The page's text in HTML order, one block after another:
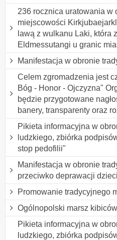
236 rocznica uratowania w
miejscowości
lawą z wulkanu Laki, która
Eldmessutangi u granic
Manifestacja w obronie
Celem zgromadzenia jest
Bóg - Honor - Ojczyzna"
będzie przygotowane
banery, transparenty oraz
Pikieta informacyjna w
ludzkiego, zbiórka
stop pedofilii"
Manifestacja w obronie
przeciwko deprawacji
Promowanie tradycyjnego
Ogólnopolski marsz
Pikieta informacyjna w
ludzkiego, zbiórka